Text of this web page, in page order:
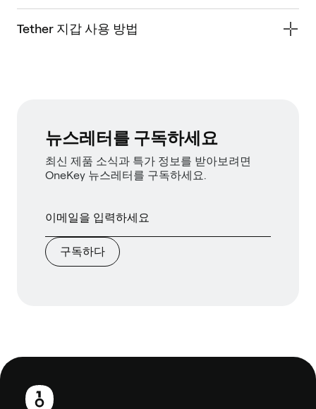
Tether 지갑 사용 방법
뉴스레터를 구독하세요
최신 제품 소식과 특가 정보를 받아보려면
OneKey 뉴스레터를 구독하세요.
구독하다
보